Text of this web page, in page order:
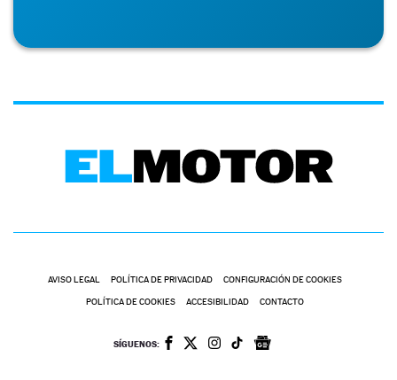
AVISO LEGAL POLÍTICA DE PRIVACIDAD CONFIGURACIÓN DE COOKIES
POLÍTICA DE COOKIES ACCESIBILIDAD CONTACTO
SÍGUENOS: